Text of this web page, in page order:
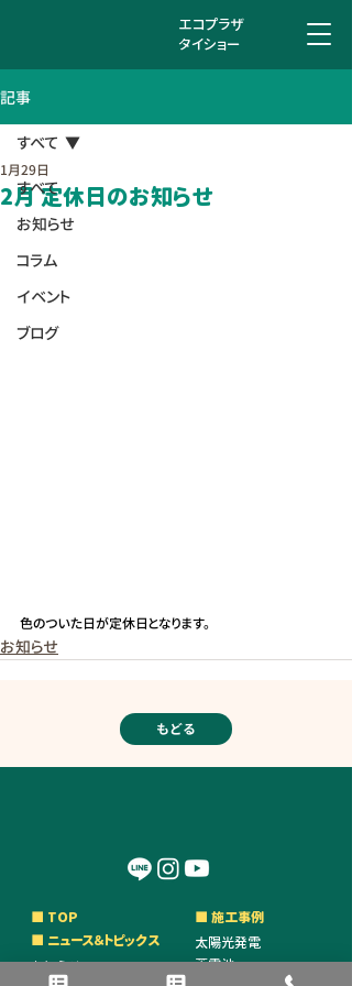
エコプラザ
タイショー
記事
すべて
お知らせ
コラム
イベント
ブログ
すべて
2月 定休日のお知らせ
1月29日
色のついた日が定休日となります。
お知らせ
もどる
■ TOP
■ ニュース＆トピックス
お知らせ
■ 施工事例
太陽光発電
蓄電池